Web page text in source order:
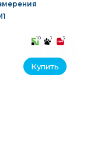
10 3 3
Купить